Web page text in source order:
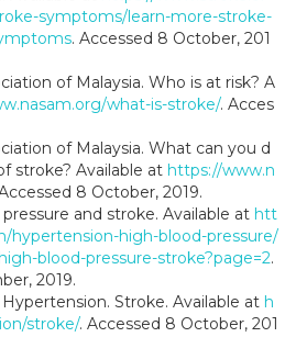
symptoms/learn-more-stroke-
. Accessed 8 October, 201
of Malaysia. Who is at risk? A
what-is-stroke/. Acces
of Malaysia. What can you d
stroke? Available at https://www.n
8 October, 2019.
and stroke. Available at htt
hypertension-high-blood-pressure/
blood-pressure-stroke?page=2.
2019.
Stroke. Available at h
stroke/. Accessed 8 October, 201